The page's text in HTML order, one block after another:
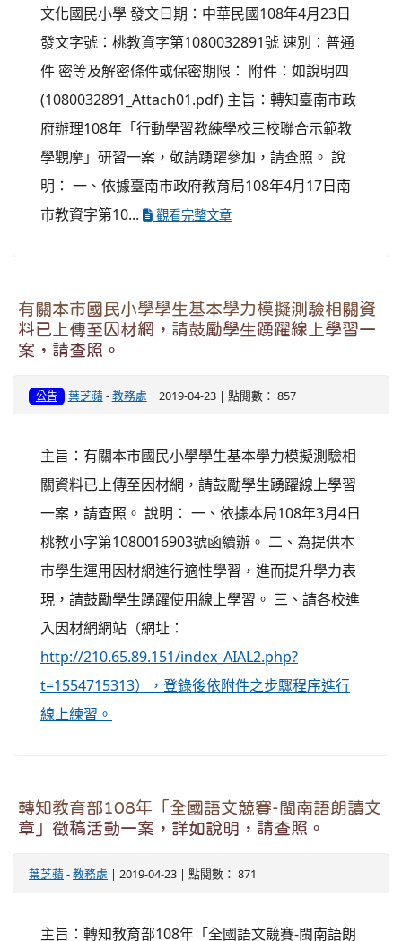
文化國民小學 發文日期：中華民國108年4月23日
發文字號：桃教資字第1080032891號 速別：普通
件 密等及解密條件或保密期限： 附件：如說明四
(1080032891_Attach01.pdf) 主旨：轉知臺南市政
府辦理108年「行動學習教練學校三校聯合示範教
學觀摩」研習一案，敬請踴躍參加，請查照。 說
明： 一、依據臺南市政府教育局108年4月17日南
市教資字第10...
觀看完整文章
有關本市國民小學學生基本學力模擬測驗相關資
料已上傳至因材網，請鼓勵學生踴躍線上學習一
案，請查照。
公告 葉芝蘋 -教務處 | 2019-04-23 | 點閱數： 857
主旨：有關本市國民小學學生基本學力模擬測驗相
關資料已上傳至因材網，請鼓勵學生踴躍線上學習
一案，請查照。 說明： 一、依據本局108年3月4日
桃教小字第1080016903號函續辦。 二、為提供本
市學生運用因材網進行適性學習，進而提升學力表
現，請鼓勵學生踴躍使用線上學習。 三、請各校進
入因材網網站（網址：
http://210.65.89.151/index_AIAL2.php?
t=1554715313），登錄後依附件之步驟程序進行
線上練習。
轉知教育部108年「全國語文競賽-閩南語朗讀文
章」徵稿活動一案，詳如說明，請查照。
葉芝蘋 -教務處 | 2019-04-23 | 點閱數： 871
主旨：轉知教育部108年「全國語文競賽-閩南語朗